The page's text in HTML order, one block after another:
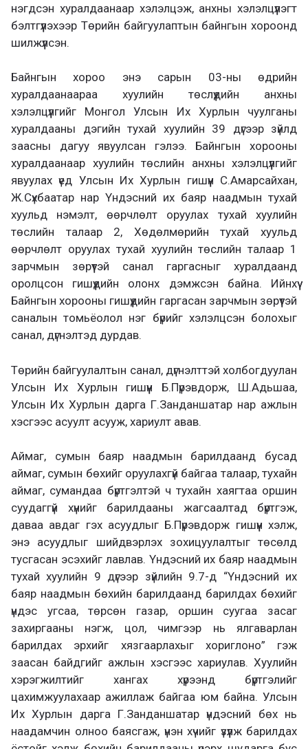
нэгдсэн хуралдаанаар хэлэлцэж, анхны хэлэлцүүлэгт
бэлтгүүлэхээр Төрийн байгуулаптын байнгын хороонд
шилжүүлсэн.
Байнгын хороо энэ сарын 03-ны өдрийн
хуралдаанаараа хуулийн төслүүдийн анхны
хэлэлцүүлгийг Монгол Улсын Их Хурлын чуулганы
хуралдааны дэгийн тухай хуулийн 39 дүгээр зүйлд
заасны дагуу явуулсан гэлээ. Байнгын хорооны
хуралдаанаар хуулийн төслийн анхны хэлэлцүүлгийг
явуулах үед Улсын Их Хурлын гишүүн С.Амарсайхан,
Ж.Сүхбаатар нар Үндэсний их баяр наадмын тухай
хуульд нэмэлт, өөрчлөлт оруулах тухай хуулийн
төслийн талаар 2, Хөдөлмөрийн тухай хуульд
өөрчлөлт оруулах тухай хуулийн төслийн талаар 1
зарчмын зөрүүтэй санал гаргасныг хуралдаанд
оролцсон гишүүдийн олонх дэмжсэн байна. Ийнхүү
Байнгын хорооны гишүүдийн гаргасан зарчмын зөрүүтэй
саналын томьёолол нэг бүрийг хэлэлцсэн болохыг
санал, дүгнэлтэд дурдав.
Төрийн байгуулалтын санал, дүгнэлттэй холбогдуулан
Улсын Их Хурлын гишүүн Б.Пүрэвдорж, Ш.Адьшаа,
Улсын Их Хурлын дарга Г.Занданшатар нар ажлын
хэсгээс асуулт асууж, хариулт авав.
Аймаг, сумын баяр наадмын барилдаанд бусад
аймаг, сумын бөхийг оруулахгүй байгаа талаар, тухайн
аймаг, сумандаа бүртгэлтэй ч тухайн хаягтаа оршин
суудаггүй хүнийг барилдааны жагсаалтад бүртгэж,
даваа авдаг гэх асуудлыг Б.Пүрэвдорж гишүүн хэлж,
энэ асуудлыг шийдвэрлэх зохицуулалтыг төсөлд
тусгасан эсэхийг лавлав. Үндэсний их баяр наадмын
тухай хуулийн 9 дүгээр зүйлийн 9.7-д “Үндэсний их
баяр наадмын бөхийн барилдаанд барилдах бөхийг
үндэс угсаа, төрсөн газар, оршин суугаа засаг
захиргааны нэгж, цол, чимгээр нь ялгаварлан
барилдах эрхийг хязгаарлахыг хориглоно” гэж
заасан байдгийг ажлын хэсгээс хариулав. Хуулийн
хэрэгжилтийг хангах хүрээнд бүртгэлийг
цахимжуулахаар ажиллаж байгаа юм байна. Улсын
Их Хурлын дарга Г.Занданшатар үндэсний бөх нь
наадамчин олноо баясгаж, үнэн хүчийг үзүүлж барилдах